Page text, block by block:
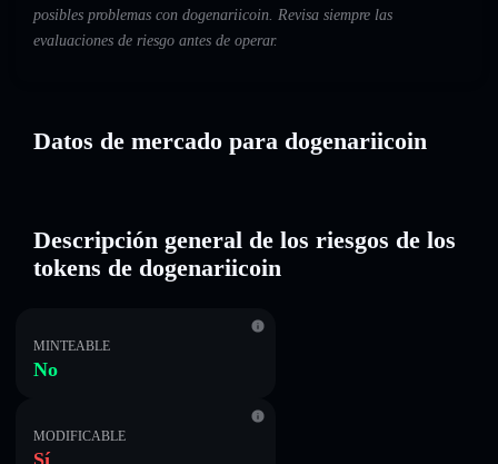
posibles problemas con dogenariicoin. Revisa siempre las
evaluaciones de riesgo antes de operar.
Datos de mercado para dogenariicoin
Descripción general de los riesgos de los
tokens de dogenariicoin
MINTEABLE
No
MODIFICABLE
Sí